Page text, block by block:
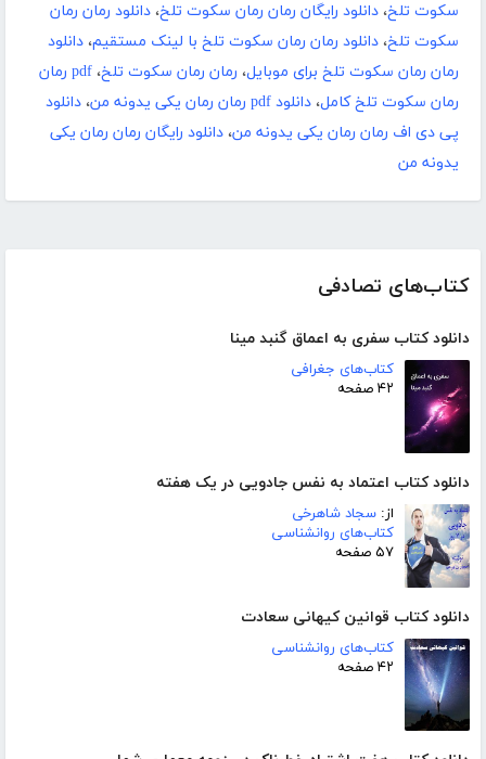
کتاب‌های تصادفی
دانلود کتاب سفری به اعماق گنبد مینا
کتاب‌های جغرافی
۴۲ صفحه
دانلود کتاب اعتماد به نفس جادویی در یک هفته
از: سجاد شاهرخی
کتاب‌های روانشناسی
۵۷ صفحه
دانلود کتاب قوانین کیهانی سعادت
کتاب‌های روانشناسی
۴۲ صفحه
سکوت تلخ، دانلود رایگان رمان رمان سکوت تلخ، دانلود رمان رمان
سکوت تلخ، دانلود رمان رمان سکوت تلخ با لینک مستقیم، دانلود
رمان رمان سکوت تلخ برای موبایل، رمان رمان سکوت تلخ،
pdf رمان
رمان سکوت تلخ کامل، دانلود pdf رمان رمان یکی یدونه من ، دانلود
پی دی اف رمان رمان یکی یدونه من، دانلود رایگان رمان رمان یکی
یدونه من